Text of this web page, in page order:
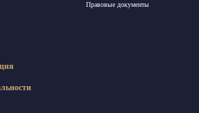
Правовые документы